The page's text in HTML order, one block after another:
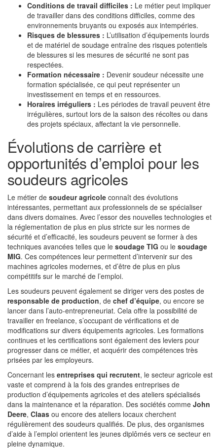
Conditions de travail difficiles : Le métier peut impliquer
de travailler dans des conditions difficiles, comme des
environnements bruyants ou exposés aux intempéries.
Risques de blessures : L’utilisation d’équipements lourds
et de matériel de soudage entraîne des risques potentiels
de blessures si les mesures de sécurité ne sont pas
respectées.
Formation nécessaire : Devenir soudeur nécessite une
formation spécialisée, ce qui peut représenter un
investissement en temps et en ressources.
Horaires irréguliers : Les périodes de travail peuvent être
irrégulières, surtout lors de la saison des récoltes ou dans
des projets spéciaux, affectant la vie personnelle.
Évolutions de carrière et
opportunités d’emploi pour les
soudeurs agricoles
Le métier de soudeur agricole connaît des évolutions
intéressantes, permettant aux professionnels de se spécialiser
dans divers domaines. Avec l’essor des nouvelles technologies et
la réglementation de plus en plus stricte sur les normes de
sécurité et d’efficacité, les soudeurs peuvent se former à des
techniques avancées telles que le soudage TIG ou le soudage
MIG. Ces compétences leur permettent d’intervenir sur des
machines agricoles modernes, et d’être de plus en plus
compétitifs sur le marché de l’emploi.
Les soudeurs peuvent également se diriger vers des postes de
responsable de production, de chef d’équipe, ou encore se
lancer dans l’auto-entrepreneuriat. Cela offre la possibilité de
travailler en freelance, s’occupant de vérifications et de
modifications sur divers équipements agricoles. Les formations
continues et les certifications sont également des leviers pour
progresser dans ce métier, et acquérir des compétences très
prisées par les employeurs.
Concernant les entreprises qui recrutent, le secteur agricole est
vaste et comprend à la fois des grandes entreprises de
production d’équipements agricoles et des ateliers spécialisés
dans la maintenance et la réparation. Des sociétés comme John
Deere, Claas ou encore des ateliers locaux cherchent
régulièrement des soudeurs qualifiés. De plus, des organismes
d’aide à l’emploi orientent les jeunes diplômés vers ce secteur en
pleine dynamique.